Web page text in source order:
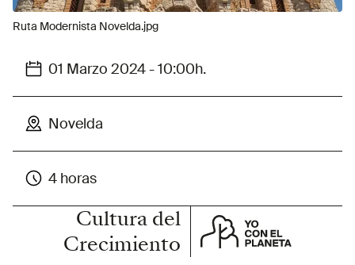
Ruta Modernista Novelda.jpg
01 Marzo 2024 - 10:00h.
Novelda
4 horas
Cultura del
Crecimiento